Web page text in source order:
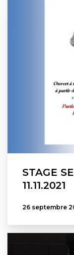
STAGE
11.11.2021
26 septembre